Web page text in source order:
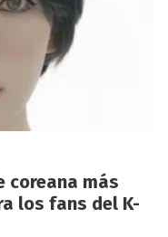
coreana más
los fans del K-